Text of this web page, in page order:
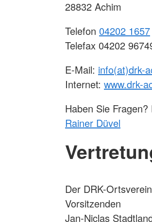
28832 Achim
Telefon 04202 1657
Telefax 04202
E-Mail: info(at)drk-
Internet: www.drk-
Haben Sie
Rainer Düvel
Der DRK-
Vorsitzenden
Jan-Niclas